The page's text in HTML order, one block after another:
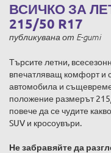
ВСИЧКО ЗА
215/50 R17
публикувана от E-gumi
Търсите летни,
впечатляващ комфорт и
автомобила и
положение размерът
повече да се чудите
SUV и кросоувъри.
Не забравяйте да